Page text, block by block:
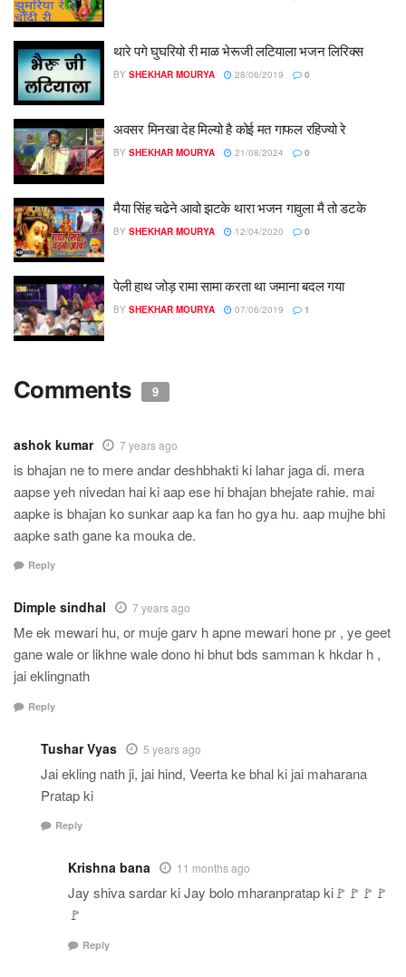
थारे पगे घुघरियो री माळ भेरूजी लटियाला भजन लिरिक्स
BY SHEKHAR MOURYA 28/06/2019 0
अवसर मिनखा देह मिल्यो है कोई मत गाफल रहिज्यो रे
BY SHEKHAR MOURYA 21/08/2024 0
मैया सिंह चढेने आवो झटके थारा भजन गावुला मै तो डटके
BY SHEKHAR MOURYA 12/04/2020 0
पेली हाथ जोड़ रामा सामा करता था जमाना बदल गया
BY SHEKHAR MOURYA 07/06/2019 1
Comments 9
ashok kumar 7 years ago
is bhajan ne to mere andar deshbhakti ki lahar jaga di. mera
aapse yeh nivedan hai ki aap ese hi bhajan bhejate rahie. mai
aapke is bhajan ko sunkar aap ka fan ho gya hu. aap mujhe bhi
aapke sath gane ka mouka de.
Reply
Dimple sindhal 7 years ago
Me ek mewari hu, or muje garv h apne mewari hone pr , ye geet
gane wale or likhne wale dono hi bhut bds samman k hkdar h ,
jai eklingnath
Reply
Tushar Vyas 5 years ago
Jai ekling nath ji, jai hind, Veerta ke bhal ki jai maharana
Pratap ki
Reply
Krishna bana 11 months ago
Jay shiva sardar ki Jay bolo mharanpratap ki🚩🚩🚩🚩
🚩
Reply